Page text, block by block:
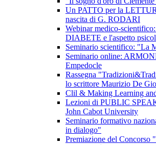
Un PATTO per la
nascita di G. RODARI
Webinar medico-
DIABETE e l'aspetto
Seminario scientifico: "La
Seminario online:
Empedocle
Rassegna
lo scrittore Maurizio De
Clil & Making Learning
Lezioni di PUBLIC
John Cabot University
Seminario formativo
in dialogo"
Premiazione del Concorso